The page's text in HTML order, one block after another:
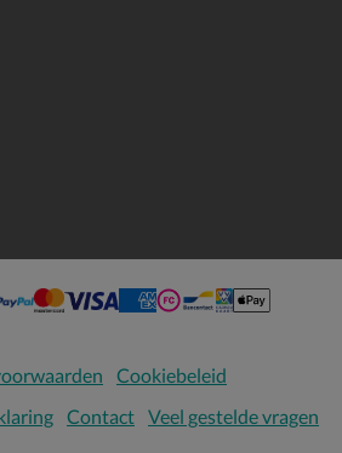
Cookiebeleid
Contact Veel gestelde vragen